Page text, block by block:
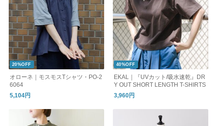
20%OFF
オローネ｜モスモスTシャツ・PO-2
6064
5,104円
40%OFF
EKAL｜『UVカット/吸水速乾』DR
Y OUT SHORT LENGTH T-SHIRTS
3,960円